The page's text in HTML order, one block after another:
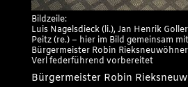
Bildzeile:
Luis Nagelsdieck (li.), Jan Henrik
Peitz (re.) – hier im Bild gemeinsam mit
Bürgermeister Robin
Verl federführend vorbereitet
Bürgermeister Robin